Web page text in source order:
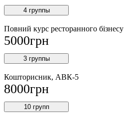
4 группы
Повний курс ресторанного бізнесу
5000грн
3 группы
Кошторисник, АВК-5
8000грн
10 групп